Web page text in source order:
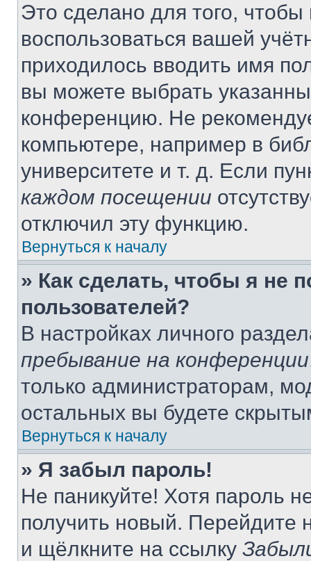
Это сделано для того, чтобы
воспользоваться вашей
приходилось вводить имя
вы можете выбрать
конференцию. Не
компьютере, например в
университете и т. д. Если
каждом посещении
отключил эту функцию.
Вернуться к началу
» Как сделать, чтобы я не
пользователей?
В настройках личного
пребывание на конференции
только администраторам,
остальных вы будете
Вернуться к началу
» Я забыл пароль!
Не паникуйте! Хотя пароль
получить новый. Перейдите
и щёлкните на ссылку